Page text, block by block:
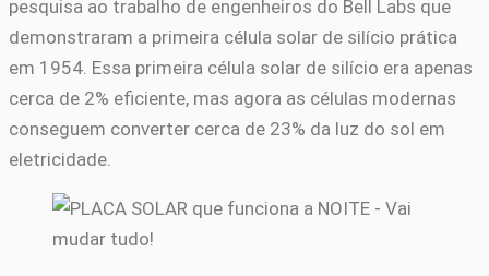
pesquisa ao trabalho de engenheiros do Bell Labs que
demonstraram a primeira célula solar de silício prática
em 1954. Essa primeira célula solar de silício era apenas
cerca de 2% eficiente, mas agora as células modernas
conseguem converter cerca de 23% da luz do sol em
eletricidade.